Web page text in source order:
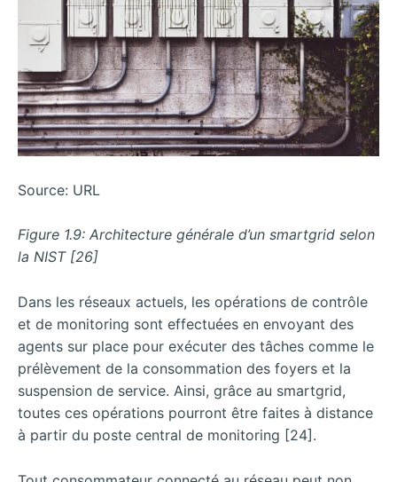
Source: URL
Figure 1.9: Architecture générale d’un smartgrid selon
la NIST [26]
Dans les réseaux actuels, les opérations de contrôle
et de monitoring sont effectuées en envoyant des
agents sur place pour exécuter des tâches comme le
prélèvement de la consommation des foyers et la
suspension de service. Ainsi, grâce au smartgrid,
toutes ces opérations pourront être faites à distance
à partir du poste central de monitoring [24].